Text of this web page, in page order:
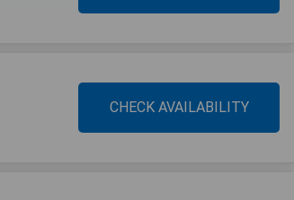
CHECK AVAILABILITY